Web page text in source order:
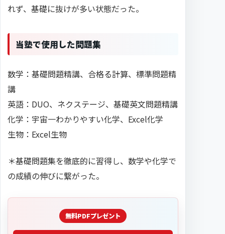
れず、基礎に抜けが多い状態だった。
当塾で使用した問題集
数学：基礎問題精講、合格る計算、標準問題精
講
英語：DUO、ネクステージ、基礎英文問題精講
化学：宇宙一わかりやすい化学、Excel化学
生物：Excel生物
＊基礎問題集を徹底的に習得し、数学や化学で
の成績の伸びに繋がった。